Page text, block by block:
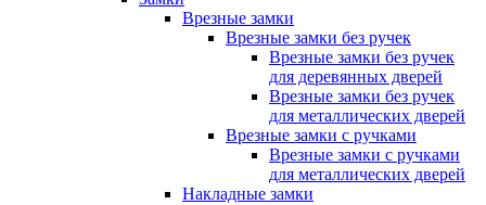
Врезные замки
Врезные замки без ручек
Врезные замки без ручек
для деревянных дверей
Врезные замки без ручек
для металлических дверей
Врезные замки с ручками
Врезные замки с ручками
для металлических дверей
Накладные замки